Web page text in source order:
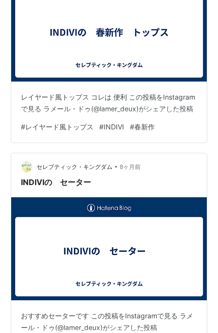
レイヤード風トップス コレは 便利 この投稿をInstagram
で見る ラメール・ドゥ(@lamer_deux)がシェアした投稿
#レイヤード風トップス #INDIVI #春新作
セレブティック・キングダム • 8ヶ月前
INDIVIの セーター
おすすめセーターです この投稿をInstagramで見る ラメ
ール・ドゥ(@lamer_deux)がシェアした投稿